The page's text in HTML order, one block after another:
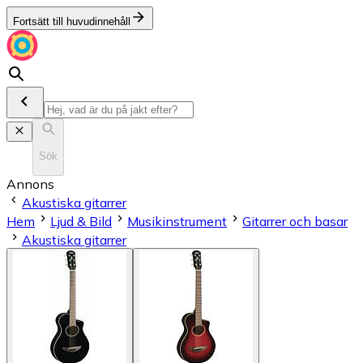
Fortsätt till huvudinnehåll
Sök
Annons
Akustiska gitarrer
Hem
Ljud & Bild Musikinstrument
Gitarrer och basar
Akustiska gitarrer